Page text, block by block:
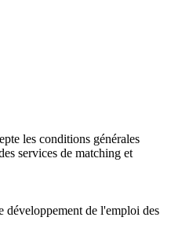
les conditions générales
services de matching et
développement de l'emploi des